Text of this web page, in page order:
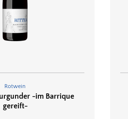
Rotwein
-im Barrique
gereift-